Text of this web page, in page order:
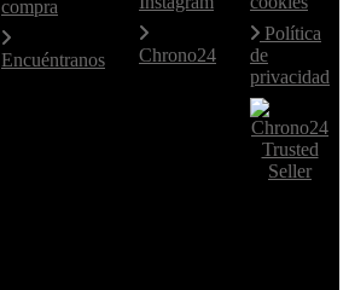
compra
Encuéntranos Chrono24
Política
de
privacidad